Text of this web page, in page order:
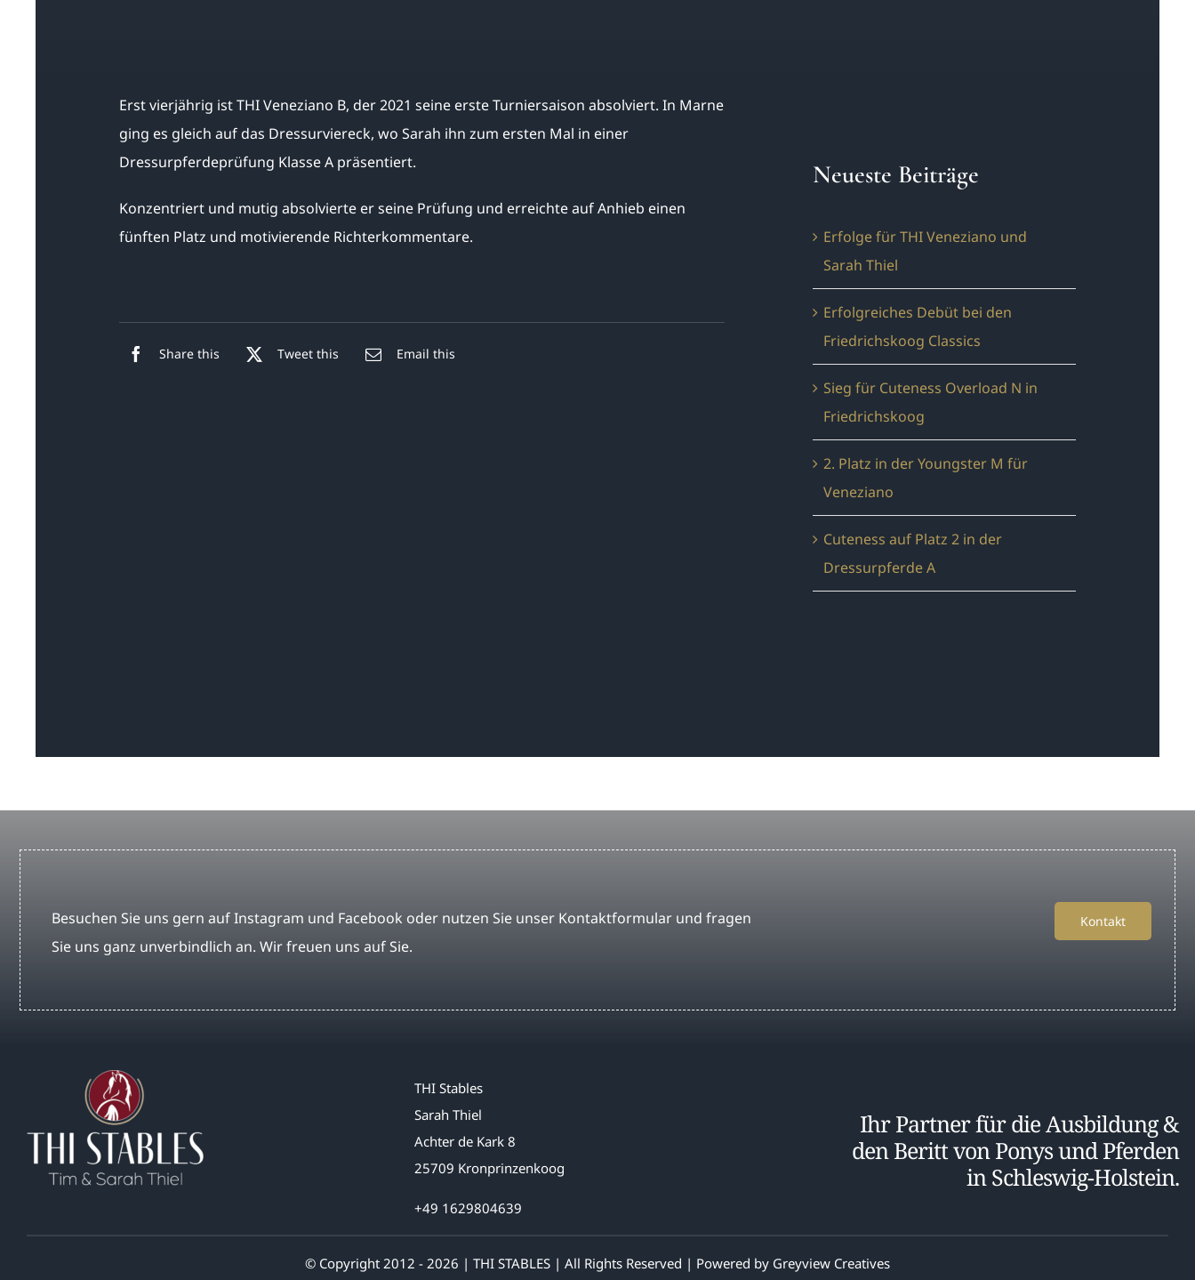
Erst vierjährig ist THI Veneziano B, der 2021 seine erste Turniersaison absolviert. In Marne
ging es gleich auf das Dressurviereck, wo Sarah ihn zum ersten Mal in einer
Dressurpferdeprüfung Klasse A präsentiert.
Konzentriert und mutig absolvierte er seine Prüfung und erreichte auf Anhieb einen
fünften Platz und motivierende Richterkommentare.
Share this Tweet this Email this
Neueste Beiträge
Erfolge für THI Veneziano und
Sarah Thiel
Erfolgreiches Debüt bei den
Friedrichskoog Classics
Sieg für Cuteness Overload N in
Friedrichskoog
2. Platz in der Youngster M für
Veneziano
Cuteness auf Platz 2 in der
Dressurpferde A
Besuchen Sie uns gern auf Instagram und Facebook oder nutzen Sie unser Kontaktformular und fragen
Sie uns ganz unverbindlich an. Wir freuen uns auf Sie.
Kontakt
THI Stables
Sarah Thiel
Achter de Kark 8
25709 Kronprinzenkoog
+49 1629804639
Ihr Partner für die Ausbildung &
den Beritt von Ponys und Pferden
in Schleswig-Holstein.
© Copyright 2012 - 2026 | THI STABLES | All Rights Reserved | Powered by Greyview Creatives